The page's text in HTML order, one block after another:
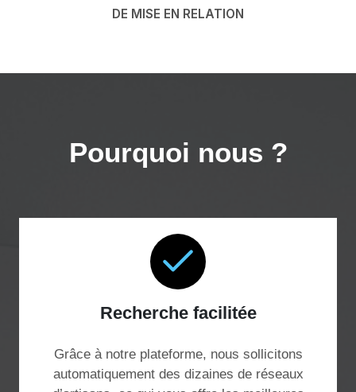
DE MISE EN RELATION
Pourquoi nous ?
Recherche facilitée
Grâce à notre plateforme, nous sollicitons
automatiquement des dizaines de réseaux